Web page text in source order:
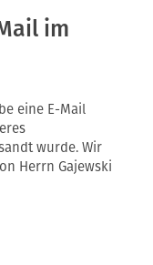
im
eine E-Mail
wurde. Wir
Herrn Gajewski